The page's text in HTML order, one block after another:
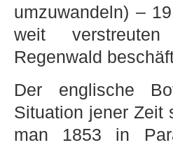
umzuwandeln) –
weit verstreuten
Regenwald
Der englische
Situation jener Zeit
man 1853 in